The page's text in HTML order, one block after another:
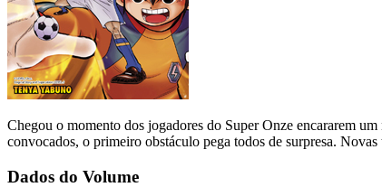
Chegou o momento dos jogadores do Super Onze encararem
convocados, o primeiro obstáculo pega todos de surpresa.
Dados do Volume